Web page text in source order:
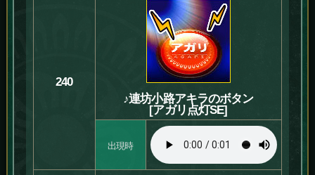
240
♪連坊小路アキラのボタン
[アガリ点灯SE]
出現時